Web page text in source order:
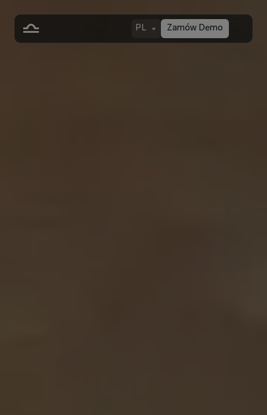
Zamów Demo
PL